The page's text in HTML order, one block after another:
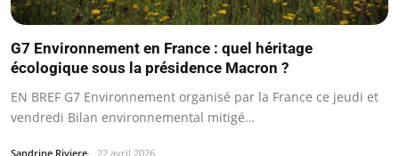
G7 Environnement en France : quel héritage
écologique sous la présidence Macron ?
EN BREF G7 Environnement organisé par la France ce jeudi et
vendredi Bilan environnemental mitigé…
Sandrine Riviere 22 avril 2026